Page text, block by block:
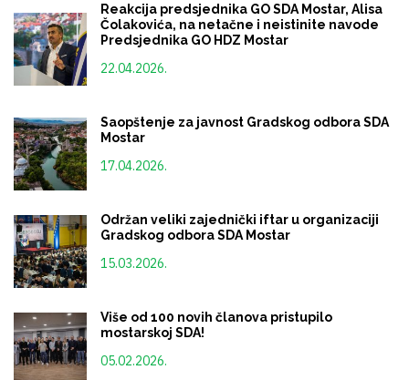
Reakcija predsjednika GO SDA Mostar, Alisa
Čolakovića, na netačne i neistinite navode
Predsjednika GO HDZ Mostar
22.04.2026.
Saopštenje za javnost Gradskog odbora SDA
Mostar
17.04.2026.
Održan veliki zajednički iftar u organizaciji
Gradskog odbora SDA Mostar
15.03.2026.
Više od 100 novih članova pristupilo
mostarskoj SDA!
05.02.2026.